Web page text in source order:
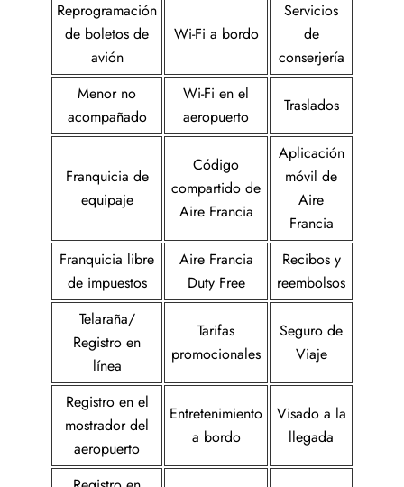
Reprogramación
de boletos de
avión
Wi-Fi a bordo
Servicios
de
conserjería
Menor no
acompañado
Wi-Fi en el
aeropuerto
Traslados
Franquicia de
equipaje
Código
compartido de
Aire Francia
Aplicación
móvil de
Aire
Francia
Franquicia libre
de impuestos
Aire Francia
Duty Free
Recibos y
reembolsos
Telaraña/
Registro en
línea
Tarifas
promocionales
Seguro de
Viaje
Registro en el
mostrador del
aeropuerto
Entretenimiento
a bordo
Visado a la
llegada